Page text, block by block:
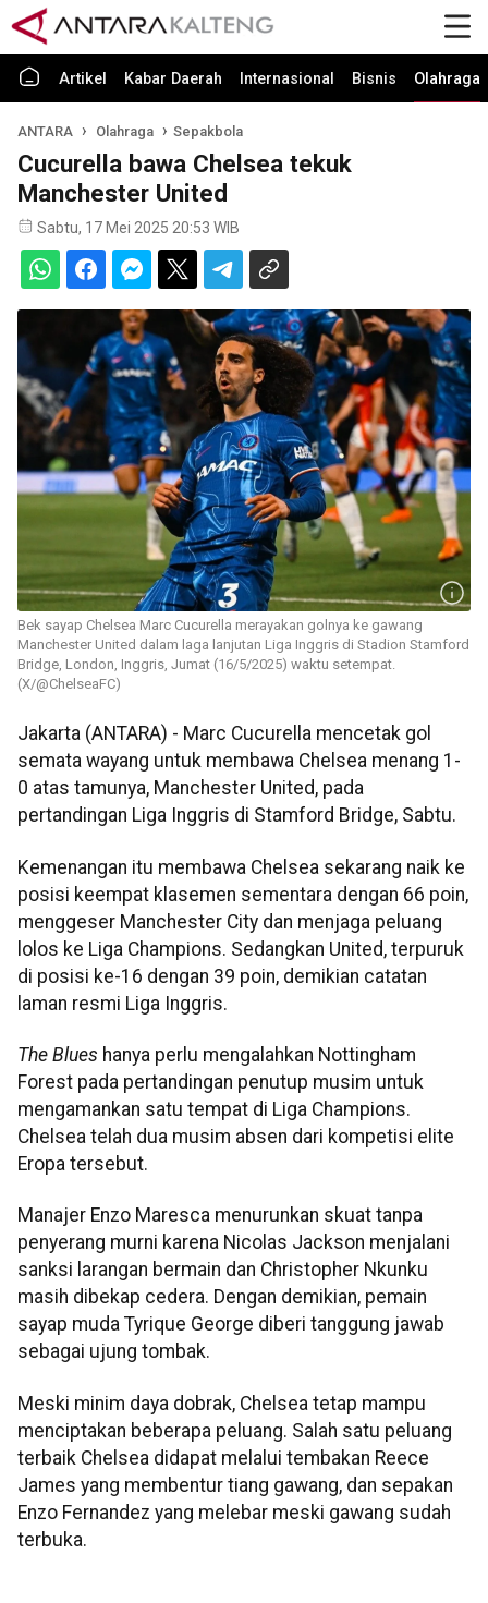
Artikel Kabar Daerah Internasional Bisnis Olahraga
ANTARA Olahraga Sepakbola
Cucurella bawa Chelsea tekuk
Manchester United
Sabtu, 17 Mei 2025 20:53 WIB
Bek sayap Chelsea Marc Cucurella merayakan golnya ke gawang
Manchester United dalam laga lanjutan Liga Inggris di Stadion Stamford
Bridge, London, Inggris, Jumat (16/5/2025) waktu setempat.
(X/@ChelseaFC)
Jakarta (ANTARA) - Marc Cucurella mencetak gol
semata wayang untuk membawa Chelsea menang 1-
0 atas tamunya, Manchester United, pada
pertandingan Liga Inggris di Stamford Bridge, Sabtu.
Kemenangan itu membawa Chelsea sekarang naik ke
posisi keempat klasemen sementara dengan 66 poin,
menggeser Manchester City dan menjaga peluang
lolos ke Liga Champions. Sedangkan United, terpuruk
di posisi ke-16 dengan 39 poin, demikian catatan
laman resmi Liga Inggris.
The Blues hanya perlu mengalahkan Nottingham
Forest pada pertandingan penutup musim untuk
mengamankan satu tempat di Liga Champions.
Chelsea telah dua musim absen dari kompetisi elite
Eropa tersebut.
Manajer Enzo Maresca menurunkan skuat tanpa
penyerang murni karena Nicolas Jackson menjalani
sanksi larangan bermain dan Christopher Nkunku
masih dibekap cedera. Dengan demikian, pemain
sayap muda Tyrique George diberi tanggung jawab
sebagai ujung tombak.
Meski minim daya dobrak, Chelsea tetap mampu
menciptakan beberapa peluang. Salah satu peluang
terbaik Chelsea didapat melalui tembakan Reece
James yang membentur tiang gawang, dan sepakan
Enzo Fernandez yang melebar meski gawang sudah
terbuka.